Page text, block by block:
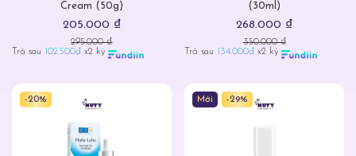
Cream (50g)
205.000 ₫
295.000 ₫
Trả sau 102.500đ x2 kỳ
(30ml)
268.000 ₫
350.000 ₫
Trả sau 134.000đ x2 kỳ
-20% Mới -29%